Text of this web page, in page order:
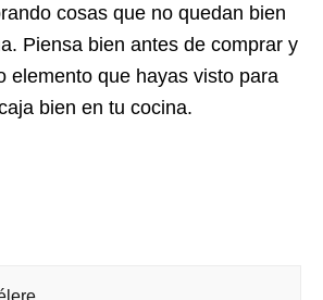
cosas que no quedan bien
Piensa bien antes de comprar y
elemento que hayas visto para
bien en tu cocina.